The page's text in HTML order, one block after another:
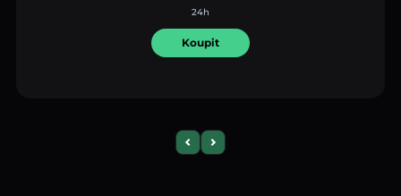
24h
Koupit
Previous slide
Next slide